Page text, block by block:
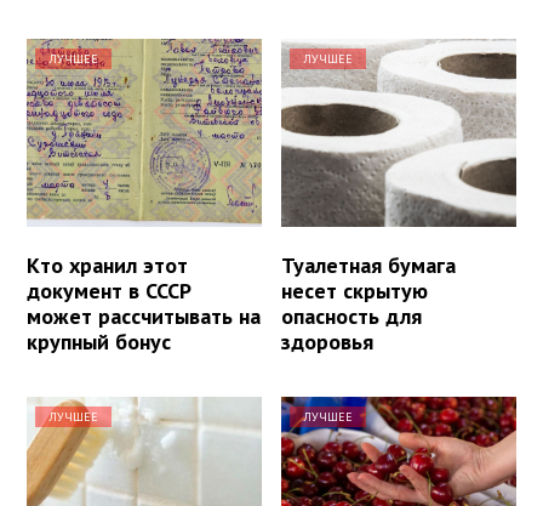
ЛУЧШЕЕ
Кто хранил этот
документ в СССР
может рассчитывать на
крупный бонус
ЛУЧШЕЕ
Туалетная бумага
несет скрытую
опасность для
здоровья
ЛУЧШЕЕ ЛУЧШЕЕ